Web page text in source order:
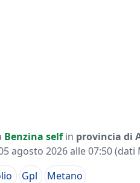
Benzina selfin provincia di
agosto 2026 alle 07:50(dati
Gpl
Metano